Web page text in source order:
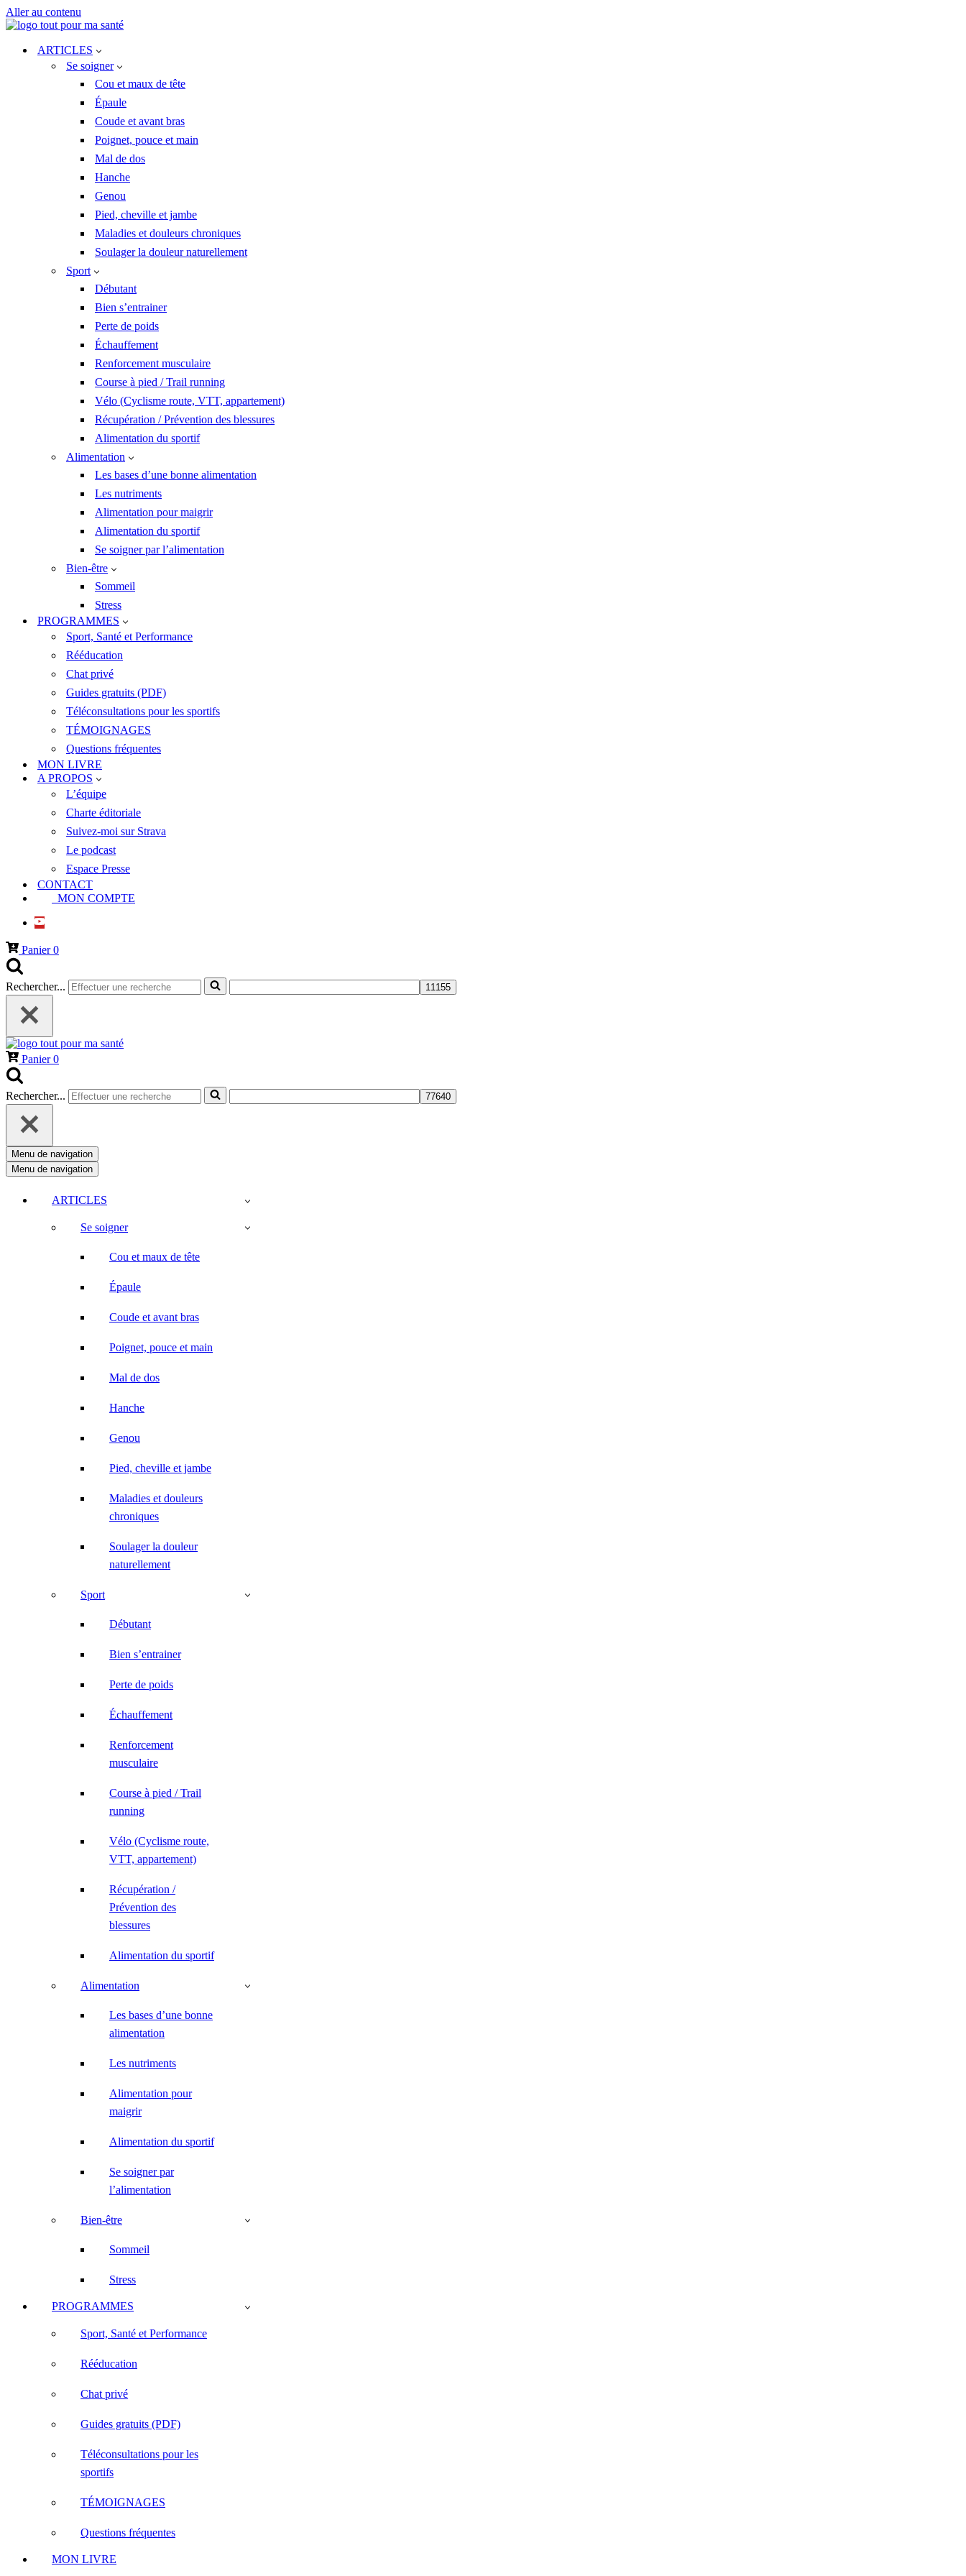
Aller au contenu
ARTICLES
Se soigner
Cou et maux de tête
Épaule
Coude et avant bras
Poignet, pouce et main
Mal de dos
Hanche
Genou
Pied, cheville et jambe
Maladies et douleurs chroniques
Soulager la douleur naturellement
Sport
Débutant
Bien s’entrainer
Perte de poids
Échauffement
Renforcement musculaire
Course à pied / Trail running
Vélo (Cyclisme route, VTT, appartement)
Récupération / Prévention des blessures
Alimentation du sportif
Alimentation
Les bases d’une bonne alimentation
Les nutriments
Alimentation pour maigrir
Alimentation du sportif
Se soigner par l’alimentation
Bien-être
Sommeil
Stress
PROGRAMMES
Sport, Santé et Performance
Rééducation
Chat privé
Guides gratuits (PDF)
Téléconsultations pour les sportifs
TÉMOIGNAGES
Questions fréquentes
MON LIVRE
A PROPOS
L’équipe
Charte éditoriale
Suivez-moi sur Strava
Le podcast
Espace Presse
CONTACT
MON COMPTE
Panier0
Rechercher...
Panier0
Rechercher...
Menu de navigation
Menu de navigation
ARTICLES
Se soigner
Cou et maux de tête
Épaule
Coude et avant bras
Poignet, pouce et main
Mal de dos
Hanche
Genou
Pied, cheville et jambe
Maladies et douleurs
chroniques
Soulager la douleur
naturellement
Sport
Débutant
Bien s’entrainer
Perte de poids
Échauffement
Renforcement
musculaire
Course à pied / Trail
running
Vélo (Cyclisme route,
VTT, appartement)
Récupération /
Prévention des
blessures
Alimentation du sportif
Alimentation
Les bases d’une bonne
alimentation
Les nutriments
Alimentation pour
maigrir
Alimentation du sportif
Se soigner par
l’alimentation
Bien-être
Sommeil
Stress
PROGRAMMES
Sport, Santé et Performance
Rééducation
Chat privé
Guides gratuits (PDF)
Téléconsultations pour les
sportifs
TÉMOIGNAGES
Questions fréquentes
MON LIVRE